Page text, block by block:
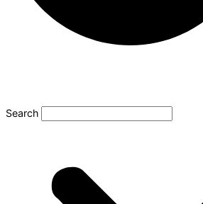
Search